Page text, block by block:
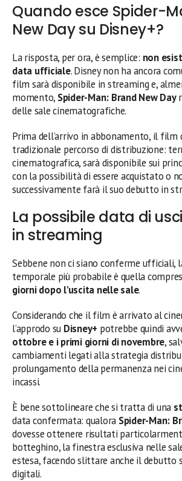
Quando esce Spider-
New Day su Disney+?
La risposta, per ora, è semplice: non
data ufficiale. Disney non ha ancora
film sarà disponibile in streaming e,
momento, Spider-Man: Brand New Day
delle sale cinematografiche.
Prima dell’arrivo in abbonamento, il film
tradizionale percorso di distribuzione:
cinematografica, sarà disponibile sui
con la possibilità di essere acquistato o
successivamente farà il suo debutto in
La possibile data di
in streaming
Sebbene non ci siano conferme ufficiali,
temporale più probabile è quella
giorni dopo l’uscita nelle sale.
Considerando che il film è arrivato al
l’approdo su Disney+ potrebbe quindi
ottobre e i primi giorni di novembre,
cambiamenti legati alla strategia
prolungamento della permanenza nei
incassi.
È bene sottolineare che si tratta di una
data confermata: qualora Spider-Man:
dovesse ottenere risultati
botteghino, la finestra esclusiva nelle
estesa, facendo slittare anche il
digitali.